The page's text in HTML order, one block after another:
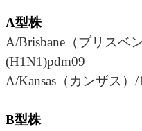
A型株
A/Brisbane（ブリスベ
(H1N1)pdm09
A/Kansas（カンザス）
B型株